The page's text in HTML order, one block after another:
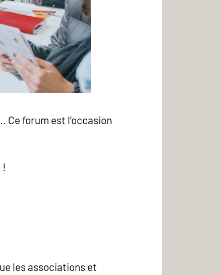
forum est l’occasion
!
les associations et